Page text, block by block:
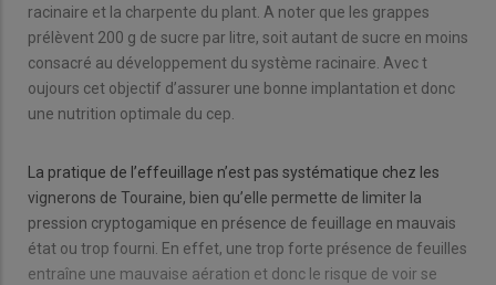
racinaire et la charpente du plant. A noter que les grappes
prélèvent 200 g de sucre par litre, soit autant de sucre en moins
consacré au développement du système racinaire. Avec t
oujours cet objectif d’assurer une bonne implantation et donc
une nutrition optimale du cep.
La pratique de l’effeuillage n’est pas systématique chez les
vignerons de Touraine, bien qu’elle permette de limiter la
pression cryptogamique en présence de feuillage en mauvais
état ou trop fourni. En effet, une trop forte présence de feuilles
entraîne une mauvaise aération et donc le risque de voir se